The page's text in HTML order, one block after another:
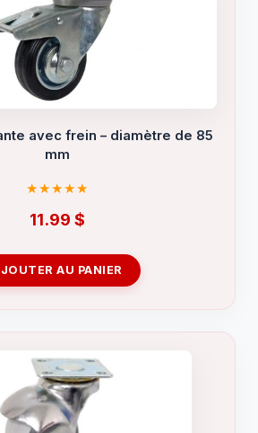
avec frein – diamètre de 85
mm
11.99 $
AU PANIER